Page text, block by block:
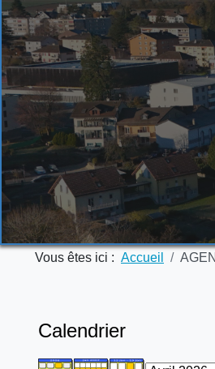
Vous êtes ici : Accueil
Calendrier